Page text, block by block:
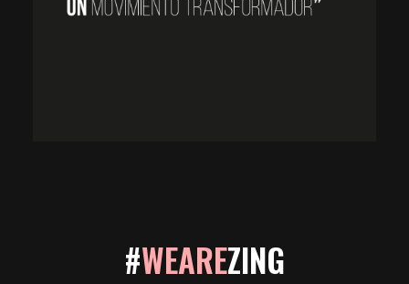
#WEAREZING